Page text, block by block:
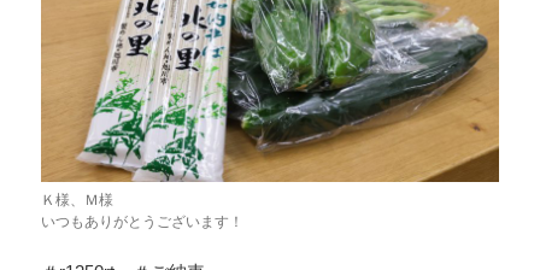
Ｋ様、Ｍ様
いつもありがとうございます！